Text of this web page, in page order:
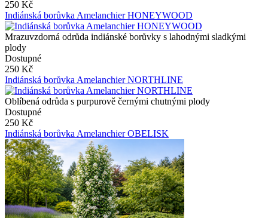
250 Kč
Indiánská borůvka Amelanchier HONEYWOOD
Mrazuvzdorná odrůda indiánské borůvky s lahodnými sladkými
plody
Dostupné
250 Kč
Indiánská borůvka Amelanchier NORTHLINE
Oblíbená odrůda s purpurově černými chutnými plody
Dostupné
250 Kč
Indiánská borůvka Amelanchier OBELISK